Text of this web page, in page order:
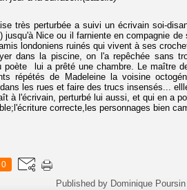
très perturbée a suivi un écrivain soi-
jusqu'à Nice ou il farniente en compagnie
londoniens ruinés qui vivent à ses
dans la piscine, on l'a repêchée sans
poète lui a prêté une chambre. Le maître
répétés de Madeleine la voisine
les rues et faire des trucs insensés...
à l'écrivain, perturbé lui aussi, et qui en a
correcte,les personnages bien
0
Published by Dominique Poursin